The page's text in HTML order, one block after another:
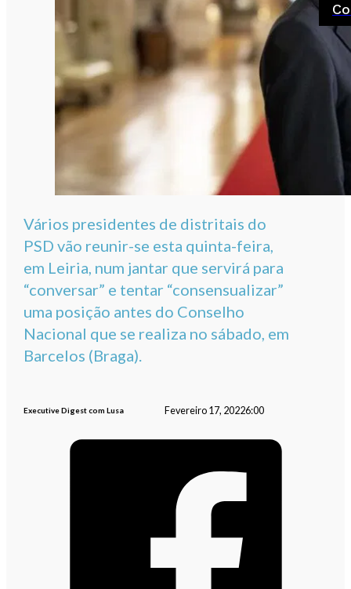
Vários presidentes de distritais do
PSD vão reunir-se esta quinta-feira,
em Leiria, num jantar que servirá para
“conversar” e tentar “consensualizar”
uma posição antes do Conselho
Nacional que se realiza no sábado, em
Barcelos (Braga).
Executive Digest com Lusa Fevereiro 17, 20226:00